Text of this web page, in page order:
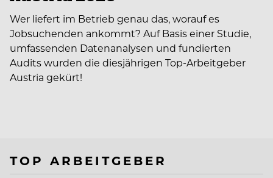
Wer liefert im Betrieb genau das, worauf es
Jobsuchenden ankommt? Auf Basis einer Studie,
umfassenden Datenanalysen und fundierten
Audits wurden die diesjährigen Top-Arbeitgeber
Austria gekürt!
TOP ARBEITGEBER